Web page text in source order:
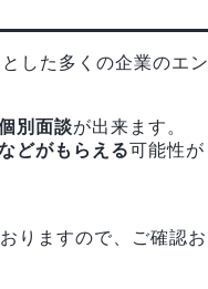
した多くの企業のエン
別面談が出来ます。
どがもらえる可能性が
りますので、ご確認お